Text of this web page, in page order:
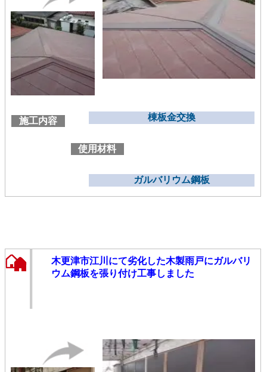
施工内容 棟板金交換
使用材料
ガルバリウム鋼板
木更津市江川にて劣化した木製雨戸にガルバリ
ウム鋼板を張り付け工事しました